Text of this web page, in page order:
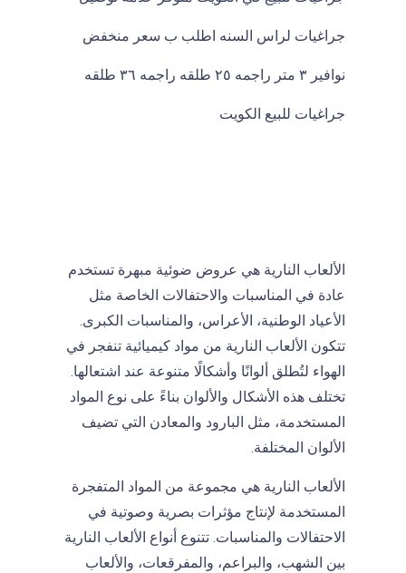
جراغيات لراس السنه اطلب ب سعر منخفض
نوافير ٣ متر راجمه ٢٥ طلقه راجمه ٣٦ طلقه
جراغيات للبيع الكويت
الألعاب النارية هي عروض ضوئية مبهرة تستخدم
عادة في المناسبات والاحتفالات الخاصة مثل
الأعياد الوطنية، الأعراس، والمناسبات الكبرى.
تتكون الألعاب النارية من مواد كيميائية تنفجر في
الهواء لتُطلق ألوانًا وأشكالًا متنوعة عند اشتعالها.
تختلف هذه الأشكال والألوان بناءً على نوع المواد
المستخدمة، مثل البارود والمعادن التي تضيف
الألوان المختلفة.
الألعاب النارية هي مجموعة من المواد المتفجرة
المستخدمة لإنتاج مؤثرات بصرية وصوتية في
الاحتفالات والمناسبات. تتنوع أنواع الألعاب النارية
بين الشهب، والبراعم، والمفرقعات، والألعاب